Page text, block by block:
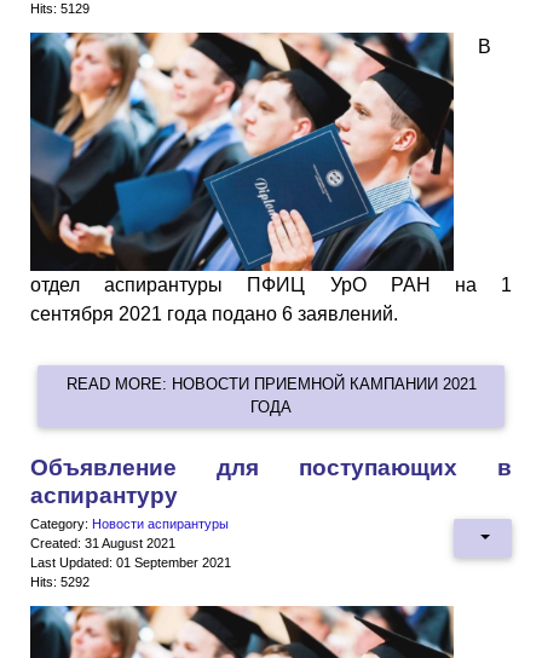
Hits: 5129
В
отдел аспирантуры ПФИЦ УрО РАН на 1
сентября 2021 года подано 6 заявлений.
READ MORE: НОВОСТИ ПРИЕМНОЙ КАМПАНИИ 2021
ГОДА
Объявление для поступающих в
аспирантуру
Category: Новости аспирантуры
Created: 31 August 2021
Last Updated: 01 September 2021
Hits: 5292